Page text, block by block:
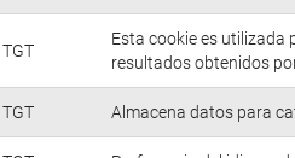
TGT
Esta cookie es utilizada
resultados obtenidos
TGT Almacena datos para